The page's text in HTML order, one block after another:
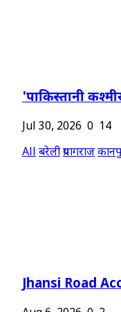
'पाकिस्तानी
Jul 30, 2026 0 14
Allबरेलीप्रयागराज
Jhansi Road